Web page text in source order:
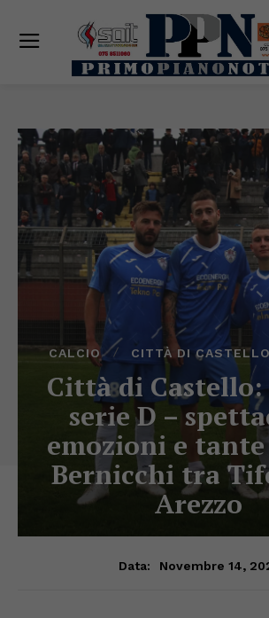
CALCIO CITTÀ DI CASTELLO
Città di Castello:
serie D –
emozioni e
Bernicchi tra
Arezzo
Data: Novembre 14,